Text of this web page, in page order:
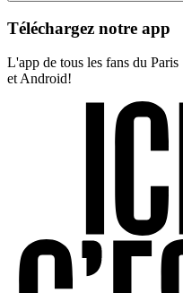
Téléchargez notre app
L'app de tous les fans du
et Android!